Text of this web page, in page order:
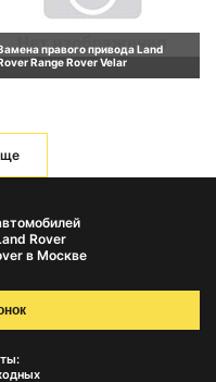
правого привода Land
Range Rover Velar
Rover
в Москве